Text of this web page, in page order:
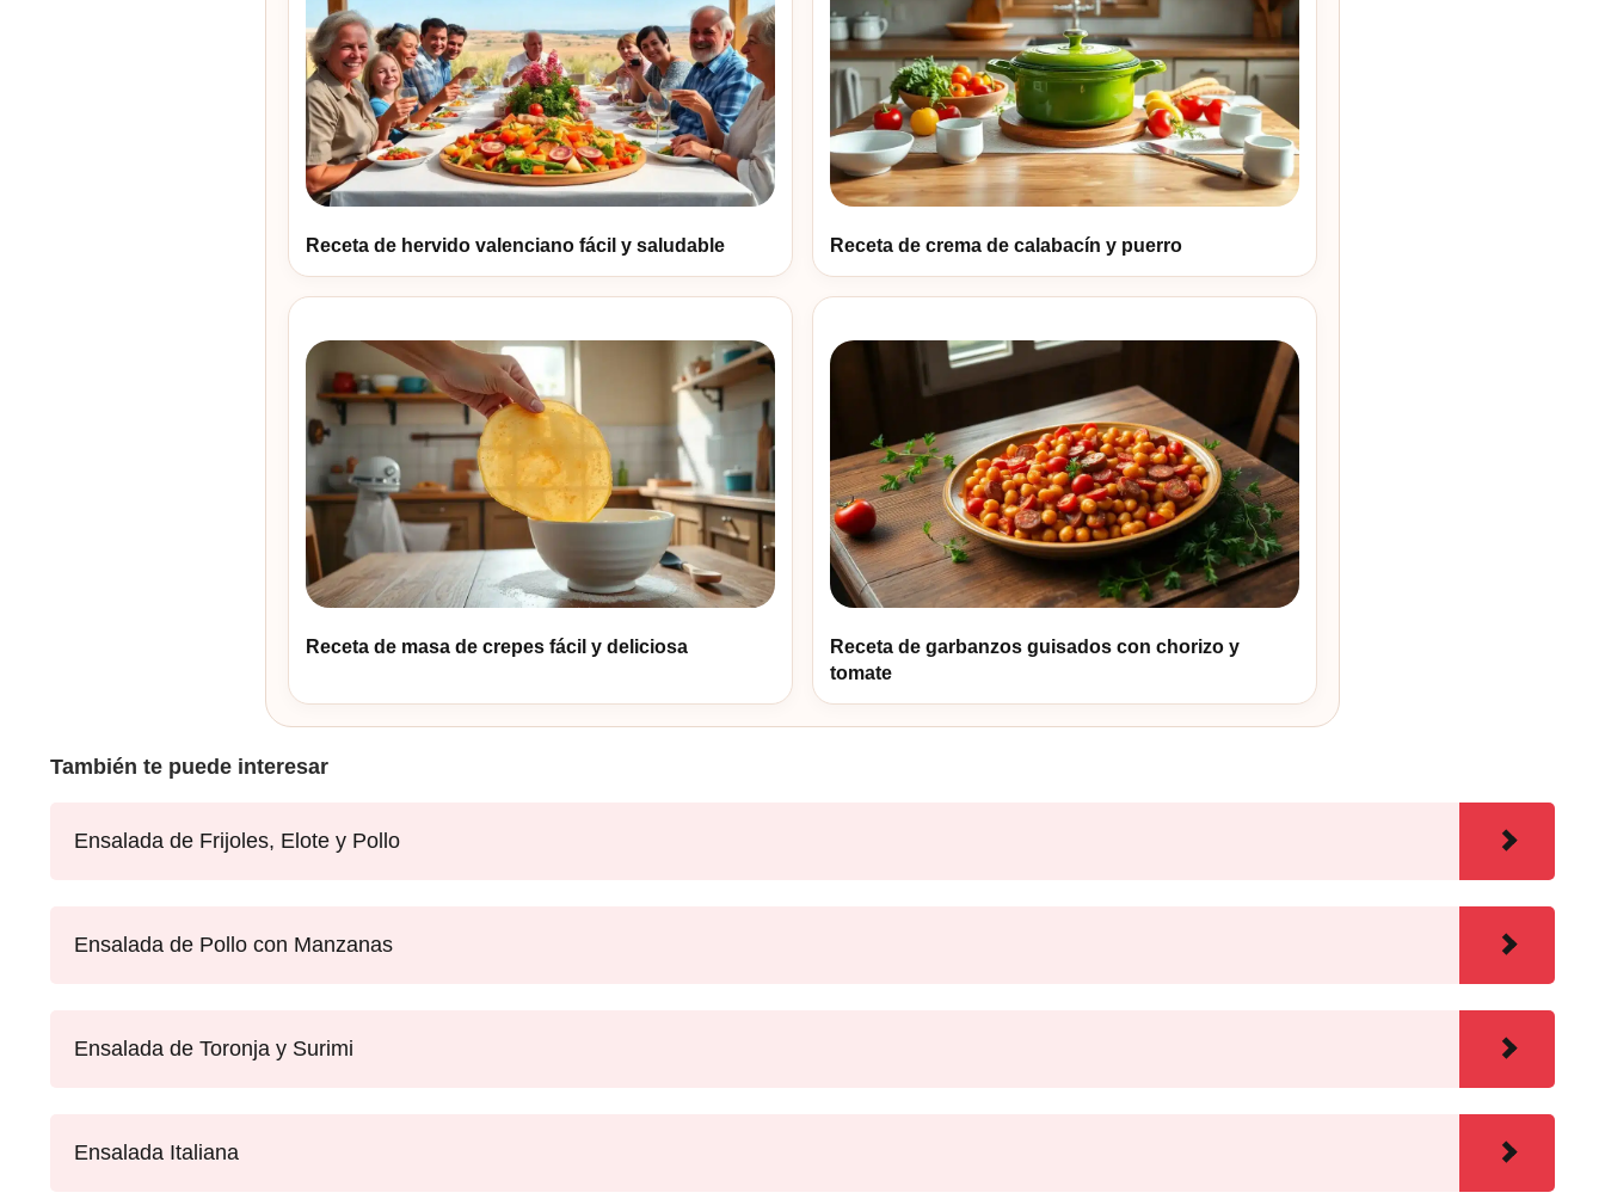
Receta de hervido valenciano fácil y saludable Receta de crema de calabacín y puerro
Receta de masa de crepes fácil y deliciosa
Receta de garbanzos guisados con chorizo y
tomate
También te puede interesar
Ensalada de Frijoles, Elote y Pollo
Ensalada de Pollo con Manzanas
Ensalada de Toronja y Surimi
Ensalada Italiana